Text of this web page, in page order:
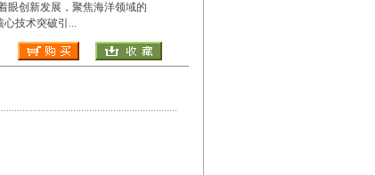
眼创新发展，聚焦海洋领域的
技术突破引 ...